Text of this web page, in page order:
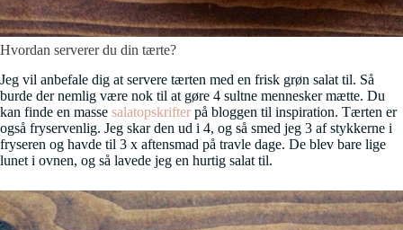
Hvordan serverer du din tærte?
Jeg vil anbefale dig at servere tærten med en frisk grøn salat til. Så
burde der nemlig være nok til at gøre 4 sultne mennesker mætte. Du
kan finde en masse salatopskrifter på bloggen til inspiration. Tærten er
også fryservenlig. Jeg skar den ud i 4, og så smed jeg 3 af stykkerne i
fryseren og havde til 3 x aftensmad på travle dage. De blev bare lige
lunet i ovnen, og så lavede jeg en hurtig salat til.